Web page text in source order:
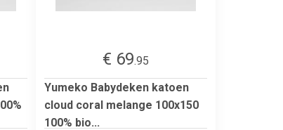
€ 69.95
Yumeko Babydeken katoen
cloud coral melange 100x150
100% bio...